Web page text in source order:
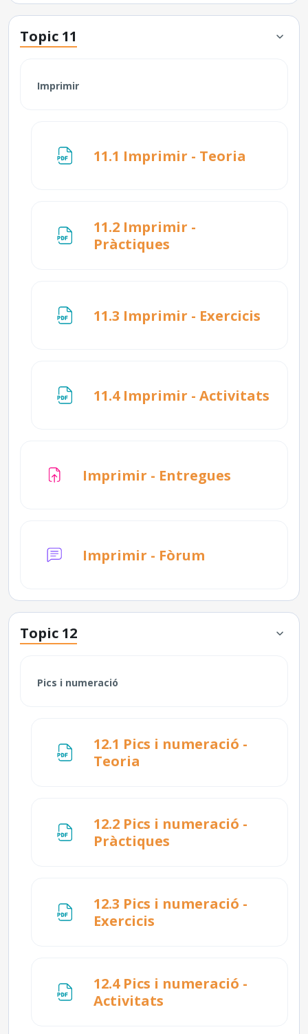
Topic 11
Imprimir
11.1 Imprimir - Teoria
11.2 Imprimir -
Pràctiques
11.3 Imprimir - Exercicis
11.4 Imprimir - Activitats
Imprimir - Entregues
Imprimir - Fòrum
Topic 12
Pics i numeració
12.1 Pics i numeració -
Teoria
12.2 Pics i numeració -
Pràctiques
12.3 Pics i numeració -
Exercicis
12.4 Pics i numeració -
Activitats